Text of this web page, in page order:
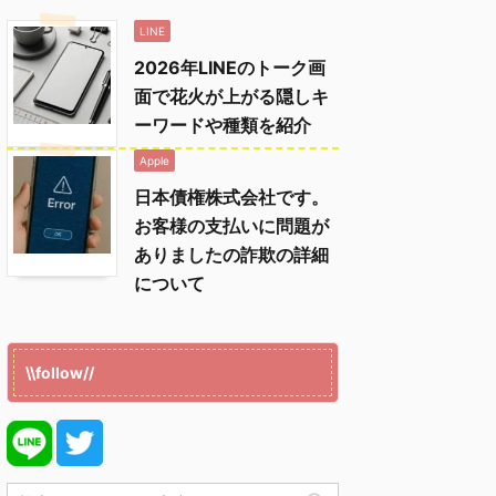
LINE
2026年LINEのトーク画
面で花火が上がる隠しキ
ーワードや種類を紹介
Apple
日本債権株式会社です。
お客様の支払いに問題が
ありましたの詐欺の詳細
について
\\follow//